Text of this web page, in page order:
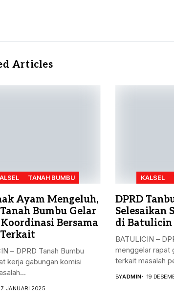
Articles
TANAH BUMBU
Ayam Mengeluh,
Bumbu Gelar
Bersama
– DPRD Tanah Bumbu
kerja gabungan komisi
7 JANUARI 2025
KALSEL
DPRD
Selesaikan
di Batulicin
BATULICIN –
menggelar rapat
terkait masalah
BYADMIN 19